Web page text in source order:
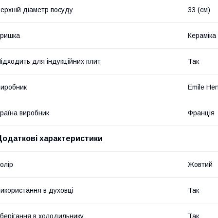
діаметр посуду 33 (см)
Кераміка
для індукційних плит Так
Emile
виробник Франція
характеристики
Жовтий
в духовці Так
в холодильнику Так